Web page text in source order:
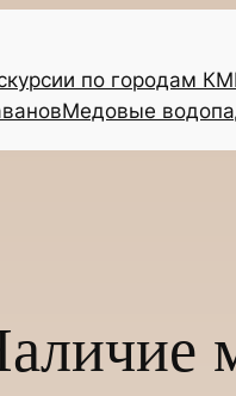
по городам
Медовые